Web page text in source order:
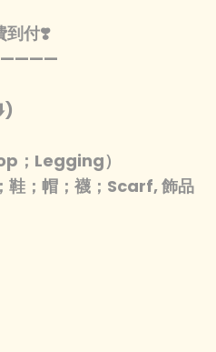
到付❣️
；Legging）
；帽；襪；Scarf, 飾品